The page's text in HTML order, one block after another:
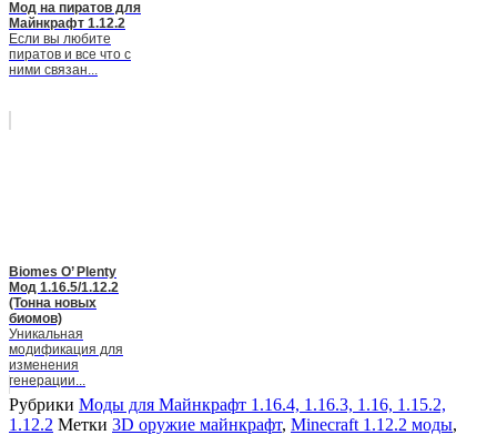
Мод на пиратов для
Майнкрафт 1.12.2
Если вы любите
пиратов и все что с
ними связан...
Biomes O’ Plenty
Мод 1.16.5/1.12.2
(Тонна новых
биомов)
Уникальная
модификация для
изменения
генерации...
Рубрики Моды для Майнкрафт 1.16.4, 1.16.3, 1.16, 1.15.2,
1.12.2 Метки 3D оружие майнкрафт, Minecraft 1.12.2 моды,